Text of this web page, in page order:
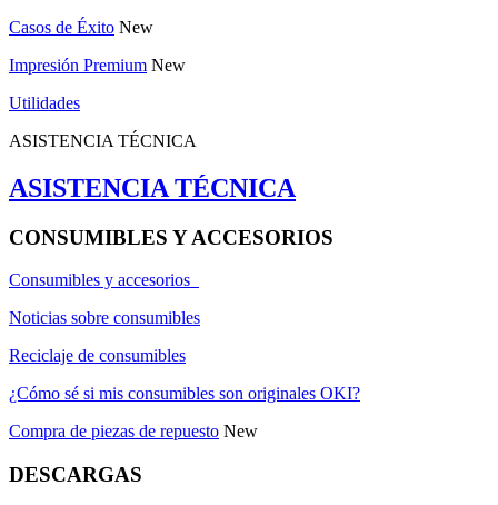
Casos de Éxito New
Impresión Premium New
Utilidades
ASISTENCIA TÉCNICA
ASISTENCIA TÉCNICA
CONSUMIBLES Y ACCESORIOS
Consumibles y accesorios
Noticias sobre consumibles
Reciclaje de consumibles
¿Cómo sé si mis consumibles son originales OKI?
Compra de piezas de repuesto New
DESCARGAS